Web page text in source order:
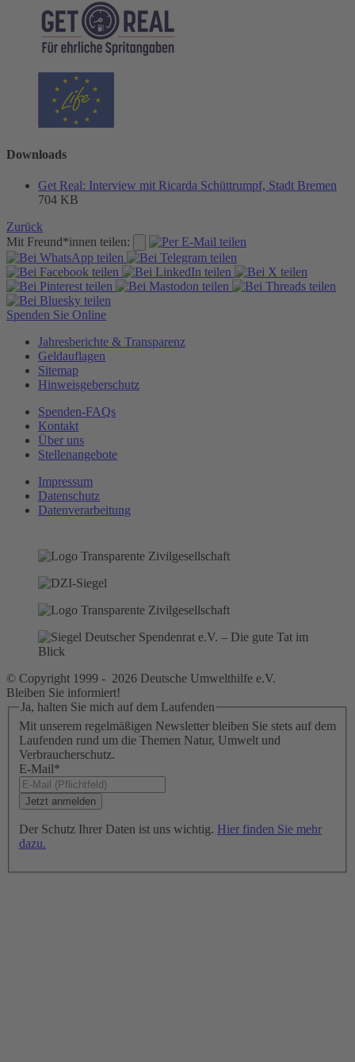
Downloads
Get Real: Interview mit Ricarda Schüttrumpf, Stadt Bremen
704 KB
Zurück
Mit Freund*innen teilen:
Spenden Sie Online
Jahresberichte & Transparenz
Geldauflagen
Sitemap
Hinweisgeberschutz
Spenden-FAQs
Kontakt
Über uns
Stellenangebote
Impressum
Datenschutz
Datenverarbeitung
© Copyright 1999 - 2026 Deutsche Umwelthilfe e.V.
Bleiben Sie informiert!
Ja, halten Sie mich auf dem Laufenden
Mit unserem regelmäßigen Newsletter bleiben Sie stets auf dem
Laufenden rund um die Themen Natur, Umwelt und
Verbraucherschutz.
E-Mail*
Der Schutz Ihrer Daten ist uns wichtig. Hier finden Sie mehr
dazu.